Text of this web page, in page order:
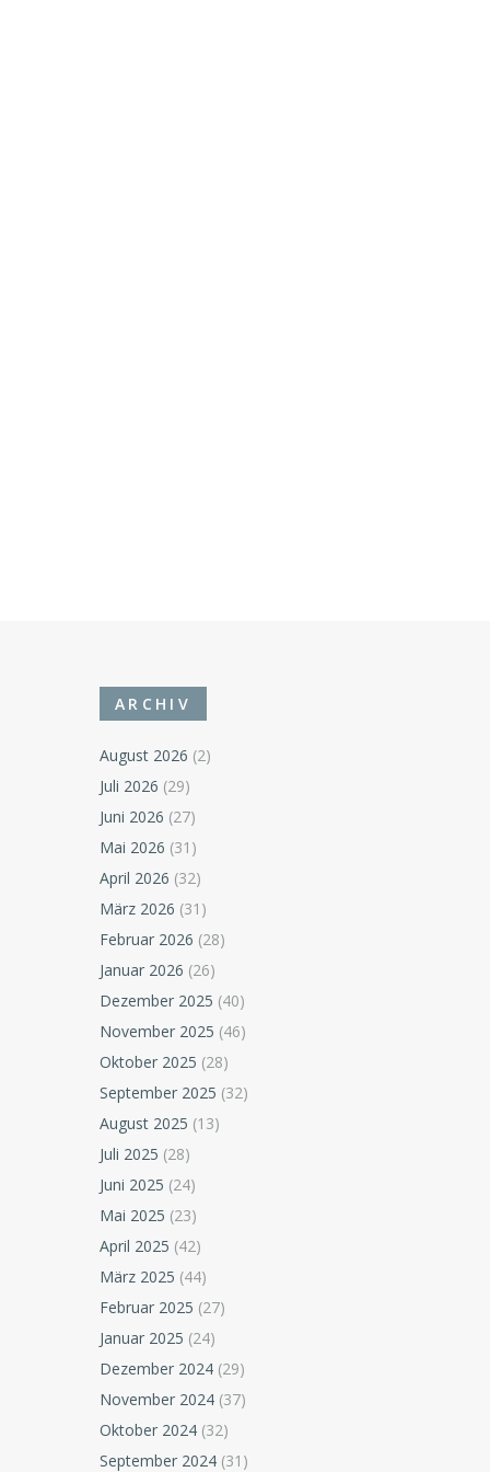
ARCHIV
August 2026 (2)
Juli 2026 (29)
Juni 2026 (27)
Mai 2026 (31)
April 2026 (32)
März 2026 (31)
Februar 2026 (28)
Januar 2026 (26)
Dezember 2025 (40)
November 2025 (46)
Oktober 2025 (28)
September 2025 (32)
August 2025 (13)
Juli 2025 (28)
Juni 2025 (24)
Mai 2025 (23)
April 2025 (42)
März 2025 (44)
Februar 2025 (27)
Januar 2025 (24)
Dezember 2024 (29)
November 2024 (37)
Oktober 2024 (32)
September 2024 (31)